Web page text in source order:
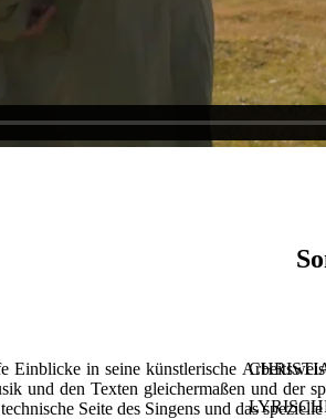
Einblicke in seine künstlerische
und den Texten gleichermaßen und der
Seite des Singens und das